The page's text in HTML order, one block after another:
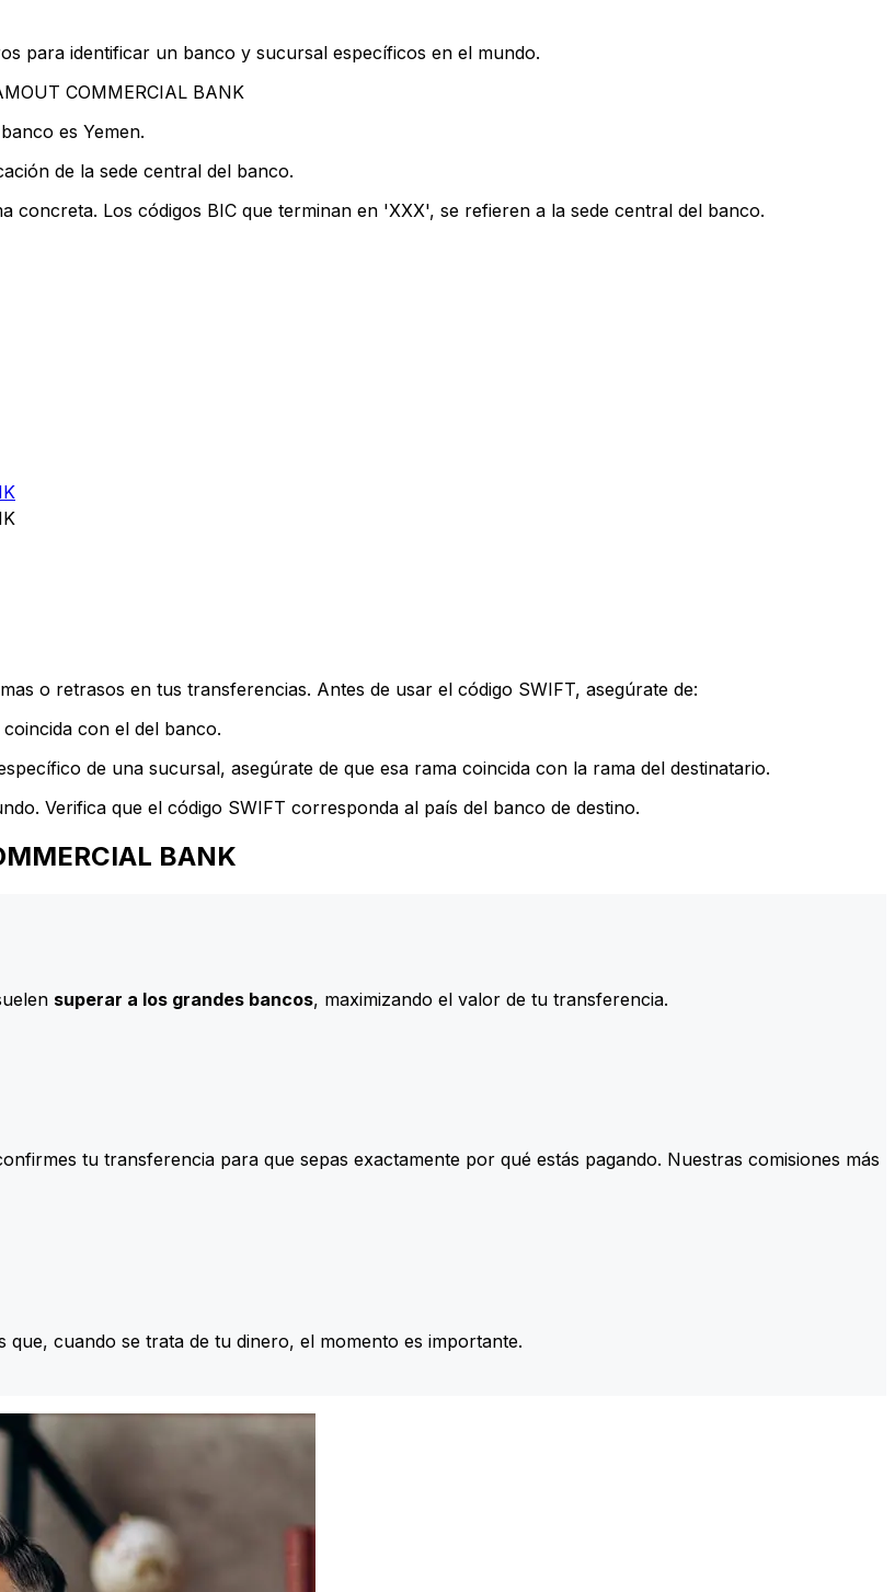
para identificar un banco y sucursal específicos en el mundo.
COMMERCIAL BANK
es Yemen.
de la sede central del banco.
concreta. Los códigos BIC que terminan en 'XXX', se refieren a la sede central del banco.
o retrasos en tus transferencias. Antes de usar el código SWIFT, asegúrate de:
con el del banco.
de una sucursal, asegúrate de que esa rama coincida con la rama del destinatario.
Verifica que el código SWIFT corresponda al país del banco de destino.
BANK
superar a los grandes bancos, maximizando el valor de tu transferencia.
tu transferencia para que sepas exactamente por qué estás pagando. Nuestras comisiones más
que, cuando se trata de tu dinero, el momento es importante.